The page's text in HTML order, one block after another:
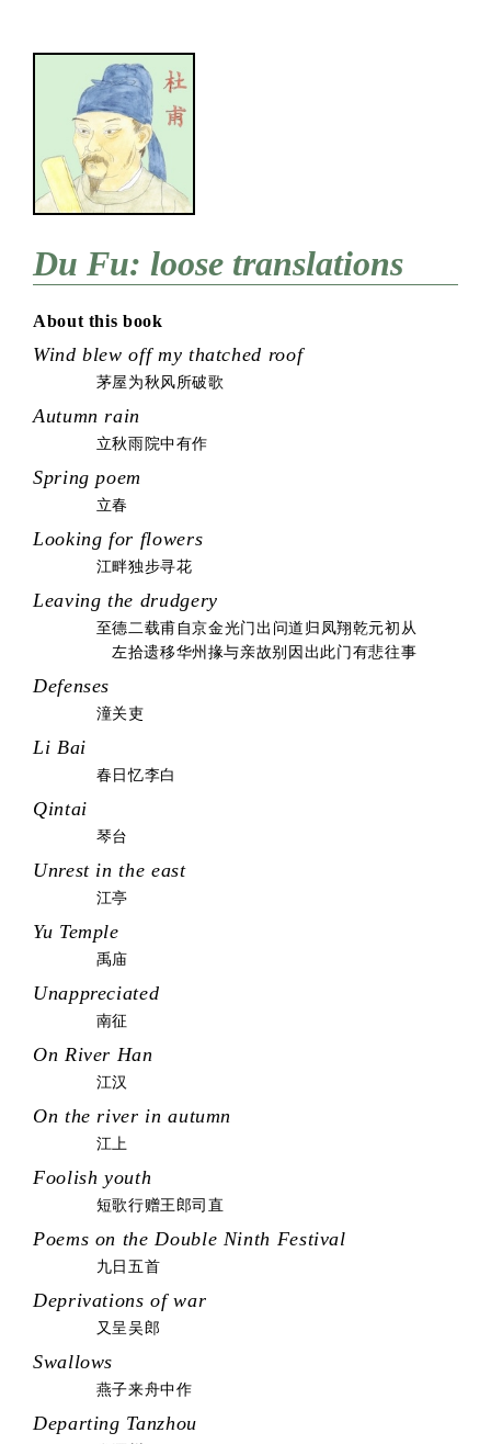
Du Fu: loose translations
About this book
Wind blew off my thatched roof
茅屋为秋风所破歌
Autumn rain
立秋雨院中有作
Spring poem
立春
Looking for flowers
江畔独步寻花
Leaving the drudgery
至德二载甫自京金光门出问道归凤翔乾元初从
左拾遗移华州掾与亲故别因出此门有悲往事
Defenses
潼关吏
Li Bai
春日忆李白
Qintai
琴台
Unrest in the east
江亭
Yu Temple
禹庙
Unappreciated
南征
On River Han
江汉
On the river in autumn
江上
Foolish youth
短歌行赠王郎司直
Poems on the Double Ninth Festival
九日五首
Deprivations of war
又呈吴郎
Swallows
燕子来舟中作
Departing Tanzhou